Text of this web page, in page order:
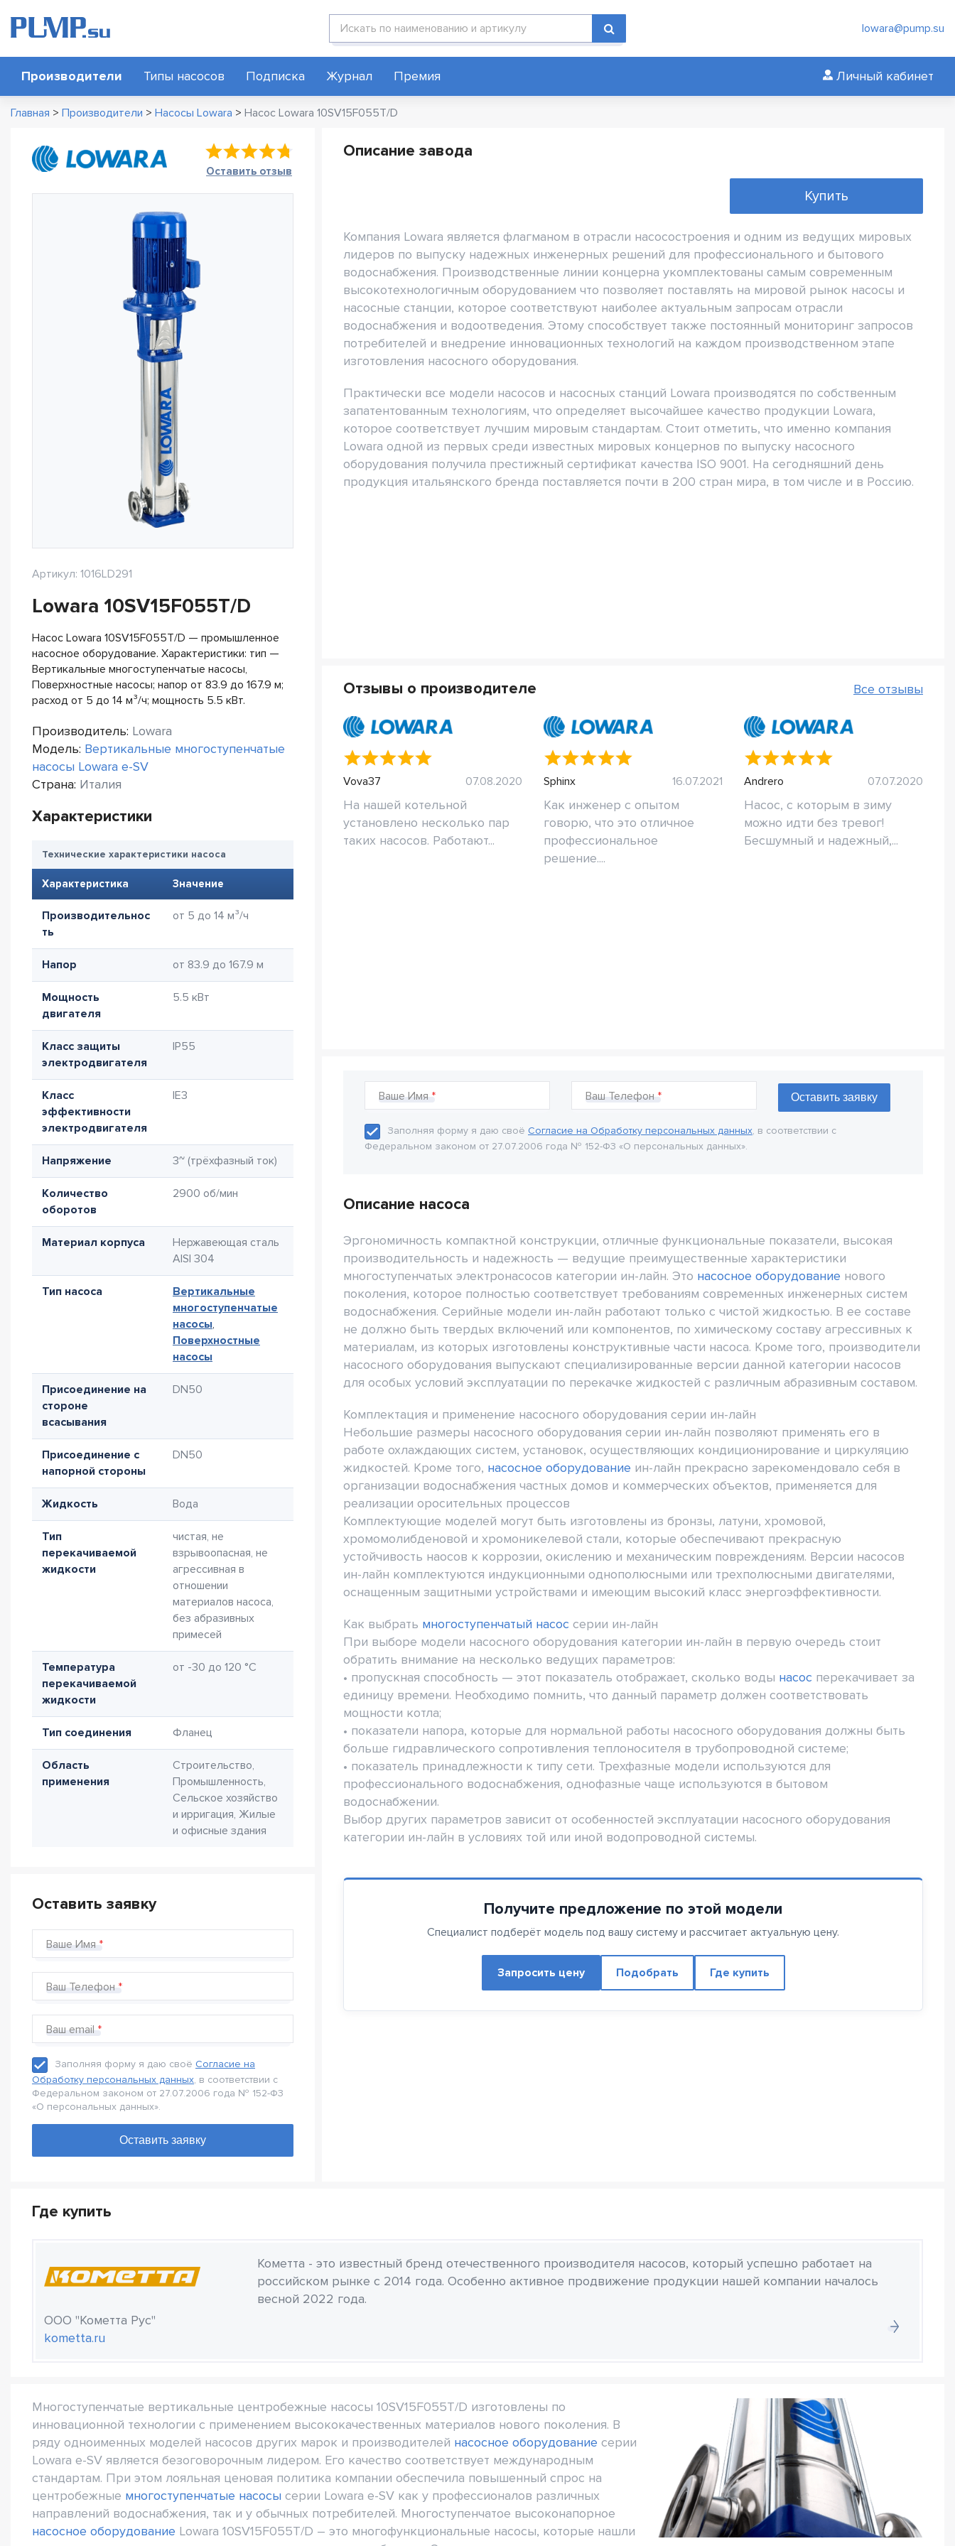
Поиск по каталогу lowara@pump.su
Производители Типы насосов Подписка Журнал Премия Личный кабинет
Главная > Производители > Насосы Lowara > Насос Lowara 10SV15F055T/D
Оставить отзыв
Артикул: 1016LD291
Lowara 10SV15F055T/D
Насос Lowara 10SV15F055T/D — промышленное
насосное оборудование. Характеристики: тип —
Вертикальные многоступенчатые насосы,
Поверхностные насосы; напор от 83.9 до 167.9 м;
расход от 5 до 14 м³/ч; мощность 5.5 кВт.
Производитель: Lowara
Модель: Вертикальные многоступенчатые
насосы Lowara e-SV
Страна: Италия
Характеристики
Технические характеристики насоса
Характеристика Значение
Производительнос
ть
от 5 до 14 м³/ч
Напор от 83.9 до 167.9 м
Мощность
двигателя
5.5 кВт
Класс защиты
электродвигателя
IP55
Класс
эффективности
электродвигателя
IE3
Напряжение 3~ (трёхфазный ток)
Количество
оборотов
2900 об/мин
Материал корпуса
Нержавеющая сталь
AISI 304
Тип насоса
Вертикальные
многоступенчатые
насосы,
Поверхностные
насосы
Присоединение на
стороне
всасывания
DN50
Присоединение с
напорной стороны
DN50
Жидкость Вода
Тип
перекачиваемой
жидкости
чистая, не
взрывоопасная, не
агрессивная в
отношении
материалов насоса,
без абразивных
примесей
Температура
перекачиваемой
жидкости
от -30 до 120 °C
Тип соединения Фланец
Область
применения
Строительство,
Промышленность,
Сельское хозяйство
и ирригация, Жилые
и офисные здания
Оставить заявку
Ваше Имя
Ваш Телефон
Ваш email
Заполняя форму я даю своё Согласие на
Обработку персональных данных, в соответствии с
Федеральном законом от 27.07.2006 года № 152-Ф3
«О персональных данных».
Описание завода
Купить
Компания Lowara является флагманом в отрасли насосостроения и одним из ведущих мировых
лидеров по выпуску надежных инженерных решений для профессионального и бытового
водоснабжения. Производственные линии концерна укомплектованы самым современным
высокотехнологичным оборудованием что позволяет поставлять на мировой рынок насосы и
насосные станции, которое соответствуют наиболее актуальным запросам отрасли
водоснабжения и водоотведения. Этому способствует также постоянный мониторинг запросов
потребителей и внедрение инновационных технологий на каждом производственном этапе
изготовления насосного оборудования.
Практически все модели насосов и насосных станций Lowara производятся по собственным
запатентованным технологиям, что определяет высочайшее качество продукции Lowara,
которое соответствует лучшим мировым стандартам. Стоит отметить, что именно компания
Lowara одной из первых среди известных мировых концернов по выпуску насосного
оборудования получила престижный сертификат качества ISO 9001. На сегодняшний день
продукция итальянского бренда поставляется почти в 200 стран мира, в том числе и в Россию.
Отзывы о производителе Все отзывы
Vova37 07.08.2020
На нашей котельной
установлено несколько пар
таких насосов. Работают...
Sphinx 16.07.2021
Как инженер с опытом
говорю, что это отличное
профессиональное
решение....
Andrero 07.07.2020
Насос, с которым в зиму
можно идти без тревог!
Бесшумный и надежный,...
Ваше Имя Ваш Телефон
Заполняя форму я даю своё Согласие на Обработку персональных данных, в соответствии с
Федеральном законом от 27.07.2006 года № 152-Ф3 «О персональных данных».
Описание насоса
Эргономичность компактной конструкции, отличные функциональные показатели, высокая
производительность и надежность — ведущие преимущественные характеристики
многоступенчатых электронасосов категории ин-лайн. Это насосное оборудование нового
поколения, которое полностью соответствует требованиям современных инженерных систем
водоснабжения. Серийные модели ин-лайн работают только с чистой жидкостью. В ее составе
не должно быть твердых включений или компонентов, по химическому составу агрессивных к
материалам, из которых изготовлены конструктивные части насоса. Кроме того, производители
насосного оборудования выпускают специализированные версии данной категории насосов
для особых условий эксплуатации по перекачке жидкостей с различным абразивным составом.
Комплектация и применение насосного оборудования серии ин-лайн
Небольшие размеры насосного оборудования серии ин-лайн позволяют применять его в
работе охлаждающих систем, установок, осуществляющих кондиционирование и циркуляцию
жидкостей. Кроме того, насосное оборудование ин-лайн прекрасно зарекомендовало себя в
организации водоснабжения частных домов и коммерческих объектов, применяется для
реализации оросительных процессов
Комплектующие моделей могут быть изготовлены из бронзы, латуни, хромовой,
хромомолибденовой и хромоникелевой стали, которые обеспечивают прекрасную
устойчивость наосов к коррозии, окислению и механическим повреждениям. Версии насосов
ин-лайн комплектуются индукционными однополюсными или трехполюсными двигателями,
оснащенным защитными устройствами и имеющим высокий класс энергоэффективности.
Как выбрать многоступенчатый насос серии ин-лайн
При выборе модели насосного оборудования категории ин-лайн в первую очередь стоит
обратить внимание на несколько ведущих параметров:
• пропускная способность — этот показатель отображает, сколько воды насос перекачивает за
единицу времени. Необходимо помнить, что данный параметр должен соответствовать
мощности котла;
• показатели напора, которые для нормальной работы насосного оборудования должны быть
больше гидравлического сопротивления теплоносителя в трубопроводной системе;
• показатель принадлежности к типу сети. Трехфазные модели используются для
профессионального водоснабжения, однофазные чаще используются в бытовом
водоснабжении.
Выбор других параметров зависит от особенностей эксплуатации насосного оборудования
категории ин-лайн в условиях той или иной водопроводной системы.
Получите предложение по этой модели
Специалист подберёт модель под вашу систему и рассчитает актуальную цену.
Запросить цену Подобрать Где купить
Где купить
ООО "Кометта Рус"
kometta.ru
Кометта - это известный бренд отечественного производителя насосов, который успешно работает на
российском рынке с 2014 года. Особенно активное продвижение продукции нашей компании началось
весной 2022 года.
Многоступенчатые вертикальные центробежные насосы 10SV15F055T/D изготовлены по
инновационной технологии с применением высококачественных материалов нового поколения. В
ряду одноименных моделей насосов других марок и производителей насосное оборудование серии
Lowara e-SV является безоговорочным лидером. Его качество соответствует международным
стандартам. При этом лояльная ценовая политика компании обеспечила повышенный спрос на
центробежные многоступенчатые насосы серии Lowara e-SV как у профессионалов различных
направлений водоснабжения, так и у обычных потребителей. Многоступенчатое высоконапорное
насосное оборудование Lowara 10SV15F055T/D – это многофункциональные насосы, которые нашли